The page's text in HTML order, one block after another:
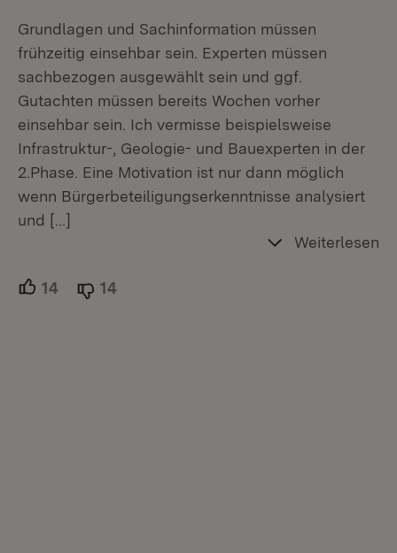
Grundlagen und Sachinformation müssen
frühzeitig einsehbar sein. Experten müssen
sachbezogen ausgewählt sein und ggf.
Gutachten müssen bereits Wochen vorher
einsehbar sein. Ich vermisse beispielsweise
Infrastruktur-, Geologie- und Bauexperten in der
2.Phase. Eine Motivation ist nur dann möglich
wenn Bürgerbeteiligungserkenntnisse analysiert
und […]
Weiterlesen
14 Unterstützer.
14